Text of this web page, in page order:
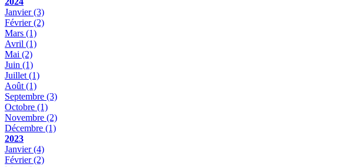
Janvier(3)
Février(2)
Mars (1)
Avril (1)
Mai (2)
Juin (1)
Juillet (1)
Août (1)
Septembre (3)
Octobre (1)
Novembre (2)
Décembre (1)
2023
Janvier(4)
Février(2)